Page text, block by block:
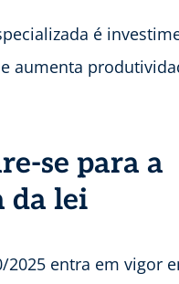
é
aumenta
se para a
da lei
2025 entra em vigor